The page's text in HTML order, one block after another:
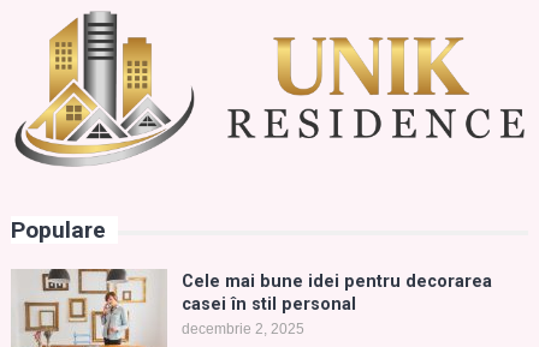
Populare
Cele mai bune idei pentru decorarea
casei în stil personal
decembrie 2, 2025